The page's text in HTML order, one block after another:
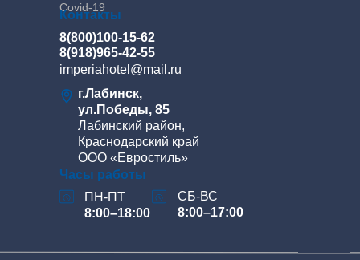
Covid-19
Контакты
8(800)100-15-62
8(918)965-42-55
imperiahotel@mail.ru
г.Лабинск,
ул.Победы, 85
Лабинский район,
Краснодарский край
ООО «Евростиль»
Часы работы
ПН-ПТ
8:00–18:00
СБ-ВС
8:00–17:00